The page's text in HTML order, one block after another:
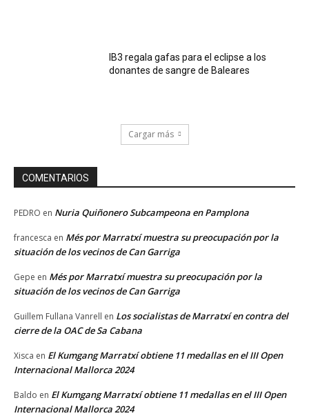
IB3 regala gafas para el eclipse a los
donantes de sangre de Baleares
Cargar más
COMENTARIOS
PEDRO en Nuria Quiñonero Subcampeona en Pamplona
francesca en Més por Marratxí muestra su preocupación por la
situación de los vecinos de Can Garriga
Gepe en Més por Marratxí muestra su preocupación por la
situación de los vecinos de Can Garriga
Guillem Fullana Vanrell en Los socialistas de Marratxí en contra del
cierre de la OAC de Sa Cabana
Xisca en El Kumgang Marratxí obtiene 11 medallas en el III Open
Internacional Mallorca 2024
Baldo en El Kumgang Marratxí obtiene 11 medallas en el III Open
Internacional Mallorca 2024